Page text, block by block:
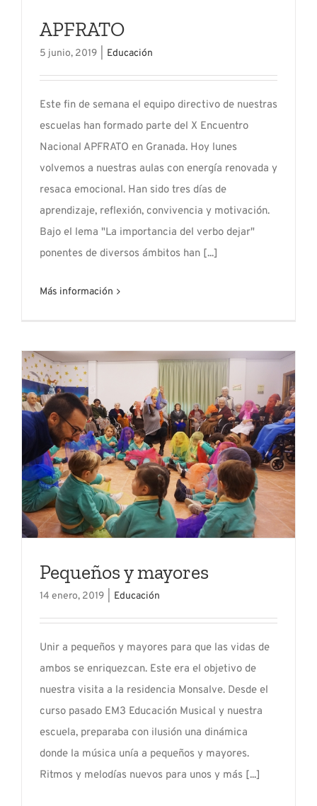
APFRATO
5 junio, 2019 Educación
Este fin de semana el equipo directivo de nuestras
escuelas han formado parte del X Encuentro
Nacional APFRATO en Granada. Hoy lunes
volvemos a nuestras aulas con energía renovada y
resaca emocional. Han sido tres días de
aprendizaje, reflexión, convivencia y motivación.
Bajo el lema "La importancia del verbo dejar"
ponentes de diversos ámbitos han [...]
Más información
Pequeños y mayores
14 enero, 2019 Educación
Unir a pequeños y mayores para que las vidas de
ambos se enriquezcan. Este era el objetivo de
nuestra visita a la residencia Monsalve. Desde el
curso pasado EM3 Educación Musical y nuestra
escuela, preparaba con ilusión una dinámica
donde la música unía a pequeños y mayores.
Ritmos y melodías nuevos para unos y más [...]